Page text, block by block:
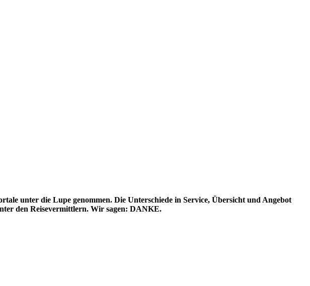
unter die Lupe genommen. Die Unterschiede in Service, Übersicht und Angebot
den Reisevermittlern. Wir sagen: DANKE.